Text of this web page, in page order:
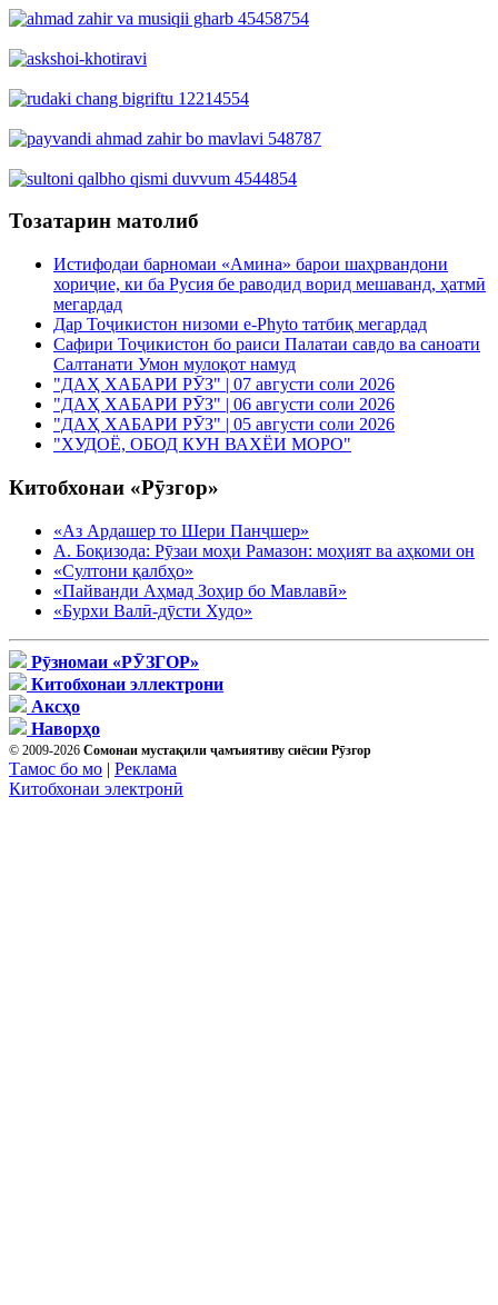
Тозатарин матолиб
Истифодаи барномаи «Амина» барои шаҳрвандони
хориҷие, ки ба Русия бе раводид ворид мешаванд, ҳатмӣ
мегардад
Дар Тоҷикистон низоми e-Phyto татбиқ мегардад
Сафири Тоҷикистон бо раиси Палатаи савдо ва саноати
Салтанати Умон мулоқот намуд
"ДАҲ ХАБАРИ РӮЗ" | 07 августи соли 2026
"ДАҲ ХАБАРИ РӮЗ" | 06 августи соли 2026
"ДАҲ ХАБАРИ РӮЗ" | 05 августи соли 2026
"ХУДОЁ, ОБОД КУН ВАХЁИ МОРО"
Китобхонаи «Рӯзгор»
«Аз Ардашер то Шери Панҷшер»
А. Боқизода: Рӯзаи моҳи Рамазон: моҳият ва аҳкоми он
«Султони қалбҳо»
«Пайванди Аҳмад Зоҳир бо Мавлавӣ»
«Бурхи Валӣ-дӯсти Худо»
Рӯзномаи «РӮЗГОР»
Китобхонаи эллектрони
Аксҳо
Наворҳо
© 2009-2026 Сомонаи мустақили ҷамъиятиву сиёсии Рӯзгор
Тамос бо мо | Реклама
Китобхонаи электронӣ